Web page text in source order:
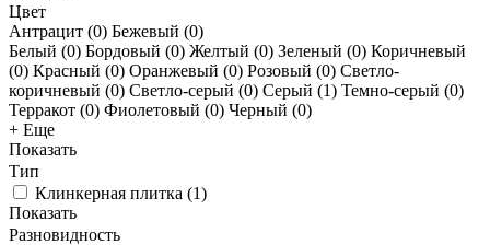
Цвет
Антрацит (0) Бежевый (0)
Белый (0) Бордовый (0) Желтый (0) Зеленый (0) Коричневый
(0) Красный (0) Оранжевый (0) Розовый (0) Светло-
коричневый (0) Светло-серый (0) Серый (1) Темно-серый (0)
Терракот (0) Фиолетовый (0) Черный (0)
+ Еще
Показать
Тип
Клинкерная плитка (1)
Показать
Разновидность